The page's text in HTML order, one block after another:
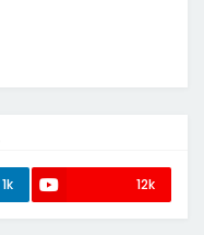
1k 12k